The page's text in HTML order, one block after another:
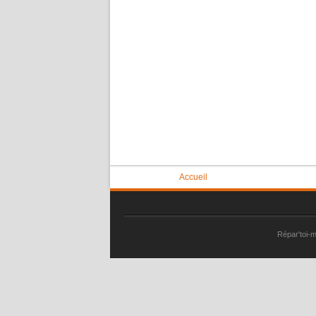
Accueil
Répar'toi-